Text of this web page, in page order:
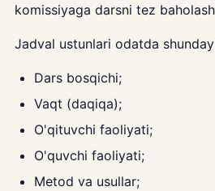
komissiyaga darsni tez
Jadval ustunlari odatda
Dars bosqichi;
Vaqt (daqiqa);
O'qituvchi faoliyati;
O'quvchi faoliyati;
Metod va usullar;